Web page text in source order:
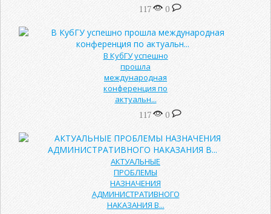
117 0
В КубГУ успешно
прошла
международная
конференция по
актуальн...
117 0
АКТУАЛЬНЫЕ
ПРОБЛЕМЫ
НАЗНАЧЕНИЯ
АДМИНИСТРАТИВНОГО
НАКАЗАНИЯ В...